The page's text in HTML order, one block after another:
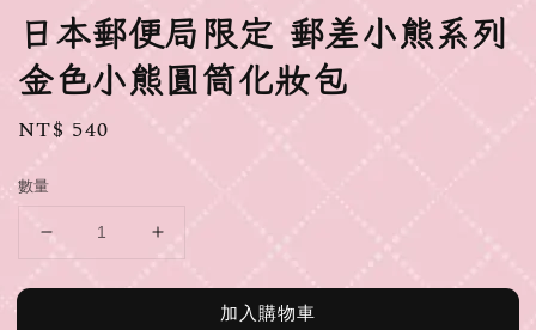
日本郵便局限定 郵差小熊系列
金色小熊圓筒化妝包
Regular
NT$ 540
數量
加入購物車